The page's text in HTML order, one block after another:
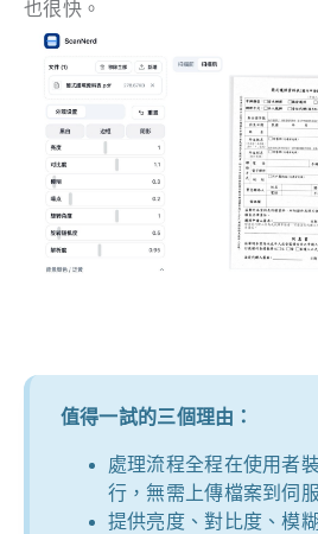
也很快。
值得一試的三個理由：
處理流程全程在使用者
行，無需上傳檔案到伺
提供亮度、對比度、模